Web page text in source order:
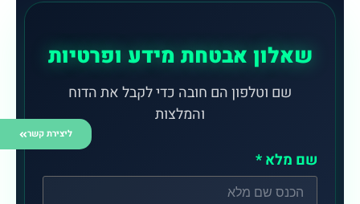
ליצירת קשר
שאלון אבטחת מידע ופרטיות
שם וטלפון הם חובה כדי לקבל את הדוח
והמלצות
שם מלא *